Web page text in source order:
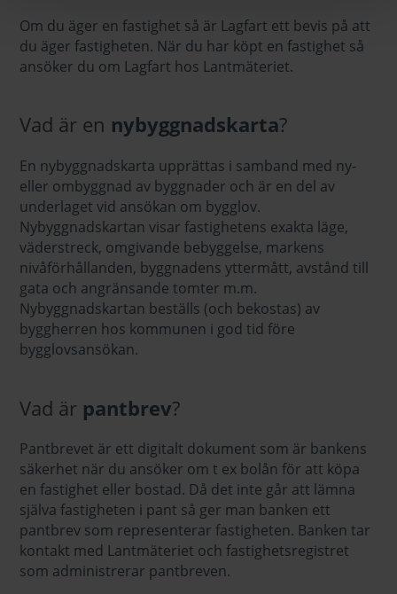
Om du äger en fastighet så är Lagfart ett bevis på att
du äger fastigheten. När du har köpt en fastighet så
ansöker du om Lagfart hos Lantmäteriet.
Vad är en nybyggnadskarta?
En nybyggnadskarta upprättas i samband med ny-
eller ombyggnad av byggnader och är en del av
underlaget vid ansökan om bygglov.
Nybyggnadskartan visar fastighetens exakta läge,
väderstreck, omgivande bebyggelse, markens
nivåförhållanden, byggnadens yttermått, avstånd till
gata och angränsande tomter m.m.
Nybyggnadskartan beställs (och bekostas) av
byggherren hos kommunen i god tid före
bygglovsansökan.
Vad är pantbrev?
Pantbrevet är ett digitalt dokument som är bankens
säkerhet när du ansöker om t ex bolån för att köpa
en fastighet eller bostad. Då det inte går att lämna
själva fastigheten i pant så ger man banken ett
pantbrev som representerar fastigheten. Banken tar
kontakt med Lantmäteriet och fastighetsregistret
som administrerar pantbreven.